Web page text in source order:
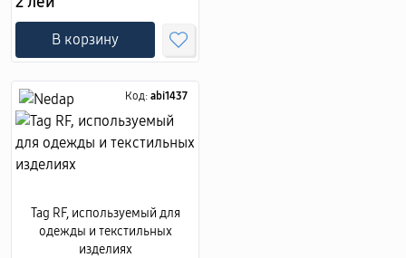
В корзину
Код: abi1437
Tag RF, используемый для
одежды и текстильных
изделиях